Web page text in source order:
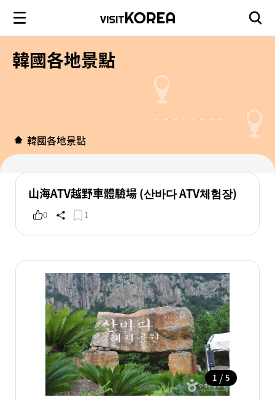
韓國各地景點
韓國各地景點
山海ATV越野車體驗場 (산바다 ATV체험장)
0 1
1 / 5